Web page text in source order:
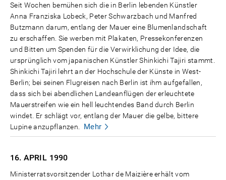
Seit Wochen bemühen sich die in Berlin lebenden Künstler
Anna Franziska Lobeck, Peter Schwarzbach und Manfred
Butzmann darum, entlang der Mauer eine Blumenlandschaft
zu erschaffen. Sie werben mit Plakaten, Pressekonferenzen
und Bitten um Spenden für die Verwirklichung der Idee, die
ursprünglich vom japanischen Künstler Shinkichi Tajiri stammt.
Shinkichi Tajiri lehrt an der Hochschule der Künste in West-
Berlin; bei seinen Flugreisen nach Berlin ist ihm aufgefallen,
dass sich bei abendlichen Landeanflügen der erleuchtete
Mauerstreifen wie ein hell leuchtendes Band durch Berlin
windet. Er schlägt vor, entlang der Mauer die gelbe, bittere
Lupine anzupflanzen.
Mehr
16. APRIL 1990
Ministerratsvorsitzender Lothar de Maizière erhält vom